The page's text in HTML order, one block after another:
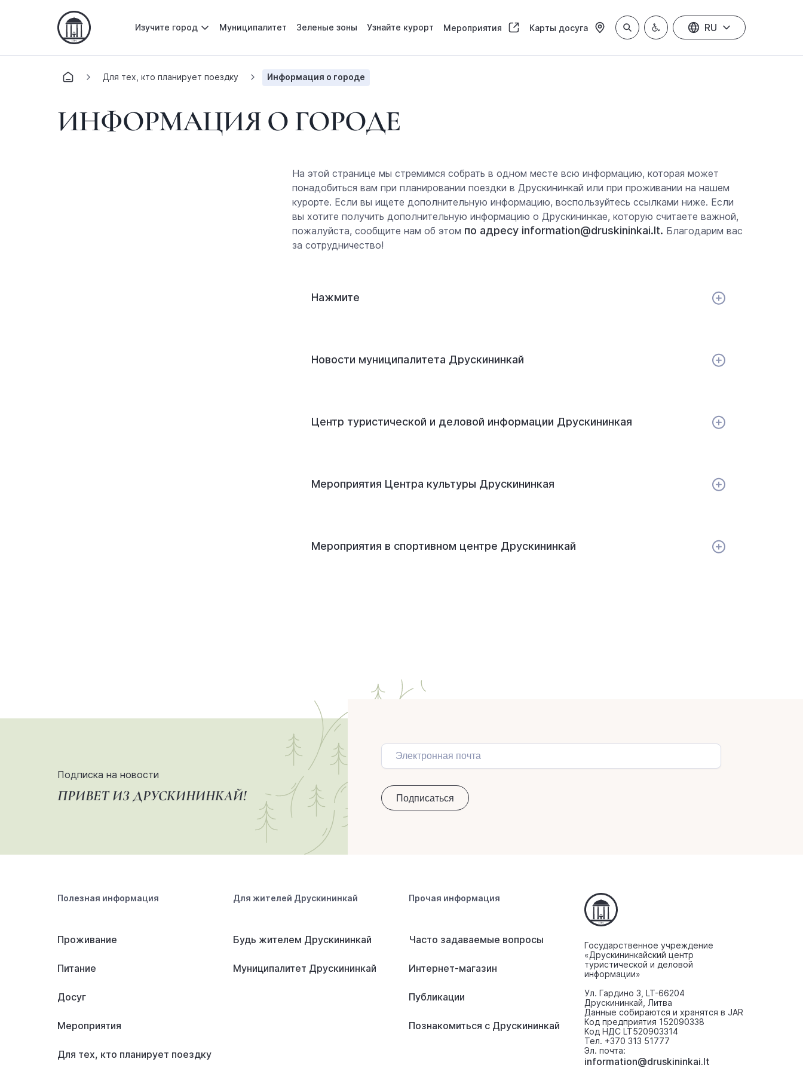
Изучите город Муниципалитет Зеленые зоны Узнайте курорт Мероприятия Карты досуга RU
Для тех, кто планирует поездку Информация о городе
ИНФОРМАЦИЯ О ГОРОДЕ
На этой странице мы стремимся собрать в одном месте всю информацию, которая может
понадобиться вам при планировании поездки в Друскининкай или при проживании на нашем
курорте. Если вы ищете дополнительную информацию, воспользуйтесь ссылками ниже. Если
вы хотите получить дополнительную информацию о Друскининкае, которую считаете важной,
пожалуйста, сообщите нам об этом по адресу information@druskininkai.lt. Благодарим вас
за сотрудничество!
Нажмите
Новости муниципалитета Друскининкай
Центр туристической и деловой информации Друскининкая
Мероприятия Центра культуры Друскининкая
Мероприятия в спортивном центре Друскининкай
Подписка на новости
ПРИВЕТ ИЗ ДРУСКИНИНКАЙ!
Полезная информация
Проживание
Питание
Досуг
Мероприятия
Для тех, кто планирует поездку
Для жителей Друскининкай
Будь жителем Друскининкай
Муниципалитет Друскининкай
Прочая информация
Часто задаваемые вопросы
Интернет-магазин
Публикации
Познакомиться с Друскининкaй
Государственное учреждение
«Друскининкайский центр
туристической и деловой
информации»
Ул. Гардино 3, LT-66204
Друскининкай, Литва
Данные собираются и хранятся в JAR
Код предприятия 152090338
Код НДС LT520903314
Тел. +370 313 51777
Эл. почта:
information@druskininkai.lt